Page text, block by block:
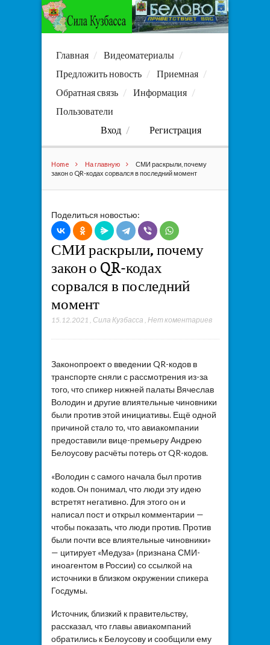
Главная
Видеоматериалы
Предложить новость
Приемная
Обратная связь
Информация
Пользователи
Вход
Регистрация
Home На главную
СМИ раскрыли, почему
закон о QR-кодах сорвался в последний момент
Поделиться новостью:
СМИ раскрыли, почему
закон о QR-кодах
сорвался в последний
момент
15.12.2021 Сила Кузбасса Нет коментариев
Законопроект о введении QR-кодов в
транспорте сняли с рассмотрения из-за
того, что спикер нижней палаты Вячеслав
Володин и другие влиятельные чиновники
были против этой инициативы. Ещё одной
причиной стало то, что авиакомпании
предоставили вице-премьеру Андрею
Белоусову расчёты потерь от QR-кодов.
«Володин с самого начала был против
кодов. Он понимал, что люди эту идею
встретят негативно. Для этого он и
написал пост и открыл комментарии —
чтобы показать, что люди против. Против
были почти все влиятельные чиновники»
— цитирует «Медуза» (признана СМИ-
иноагентом в России) со ссылкой на
источники в близком окружении спикера
Госдумы.
Источник, близкий к правительству,
рассказал, что главы авиакомпаний
обратились к Белоусову и сообщили ему